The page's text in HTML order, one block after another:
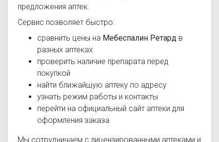
предложения аптек.
Сервис позволяет быстро:
сравнить цены на Мебеспалин Ретард в
разных аптеках
проверить наличие препарата перед
покупкой
найти ближайшую аптеку по адресу
узнать режим работы и контакты
перейти на официальный сайт аптеки для
оформления заказа
Мы сотрудничаем с лицензированными аптеками и